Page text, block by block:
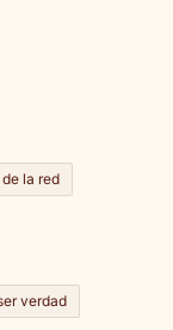
la red
verdad